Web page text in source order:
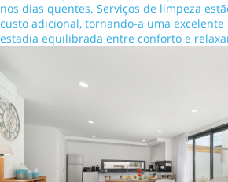
nos dias quentes. Serviços de limpeza
custo adicional, tornando-a uma excelente
estadia equilibrada entre conforto e